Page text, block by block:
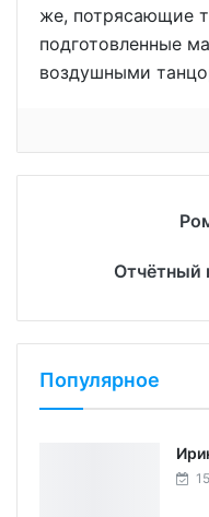
же, потрясающие
подготовленные
воздушными
Отчётный
Популярное